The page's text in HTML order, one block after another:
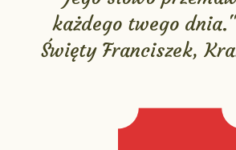
każdego twego
Święty Franciszek,